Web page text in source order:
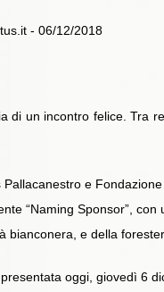
- 06/12/2018
di un incontro felice. Tra
Pallacanestro e
“Naming Sponsor”,
bianconera, e della
oggi, giovedì 6